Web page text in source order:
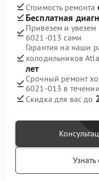
Стоимость ремонта
Бесплатная
Привезем и
6021-013 сами
Гарантия на наши
холодильников
лет
Срочный ремонт
6021-013 в
Скидка для вас до